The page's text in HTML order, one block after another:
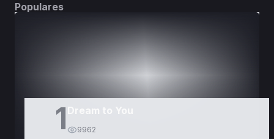
Populares
1 Dream to You
9962